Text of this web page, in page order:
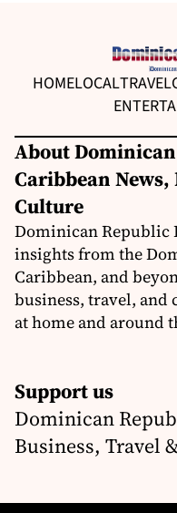
HOMELOCALTRAVEL
About
Caribbean
Culture
Dominican Republic
insights from the
Caribbean, and
business, travel, and
at home and around
Support us
Dominican
Business, Travel